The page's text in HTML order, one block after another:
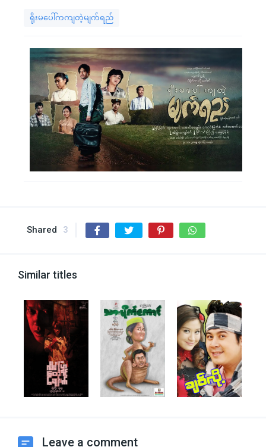
ရိုးမပေါ်ကကျတဲ့မျက်ရည်
Shared 3
Similar titles
Leave a comment